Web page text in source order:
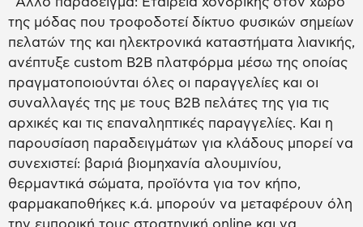
της μόδας που τροφοδοτεί δίκτυο φυσικών σημείων
πελατών της και ηλεκτρονικά καταστήματα λιανικής,
ανέπτυξε custom B2B πλατφόρμα μέσω της οποίας
πραγματοποιούνται όλες οι παραγγελίες και οι
συναλλαγές της με τους B2B πελάτες της για τις
αρχικές και τις επαναληπτικές παραγγελίες. Και η
παρουσίαση παραδειγμάτων για κλάδους μπορεί να
συνεχιστεί: βαριά βιομηχανία αλουμινίου,
θερμαντικά σώματα, προϊόντα για τον κήπο,
φαρμακαποθήκες κ.ά. μπορούν να μεταφέρουν όλη